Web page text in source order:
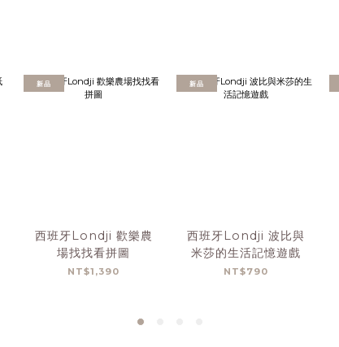
新品
西班牙Londji 歡樂農
場找找看拼圖
NT$1,390
新品
西班牙Londji 波比與
米莎的生活記憶遊戲
NT$790